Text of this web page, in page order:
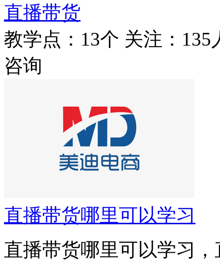
直播带货
教学点：13个 关注：135
咨询
直播带货哪里可以学习
直播带货哪里可以学习